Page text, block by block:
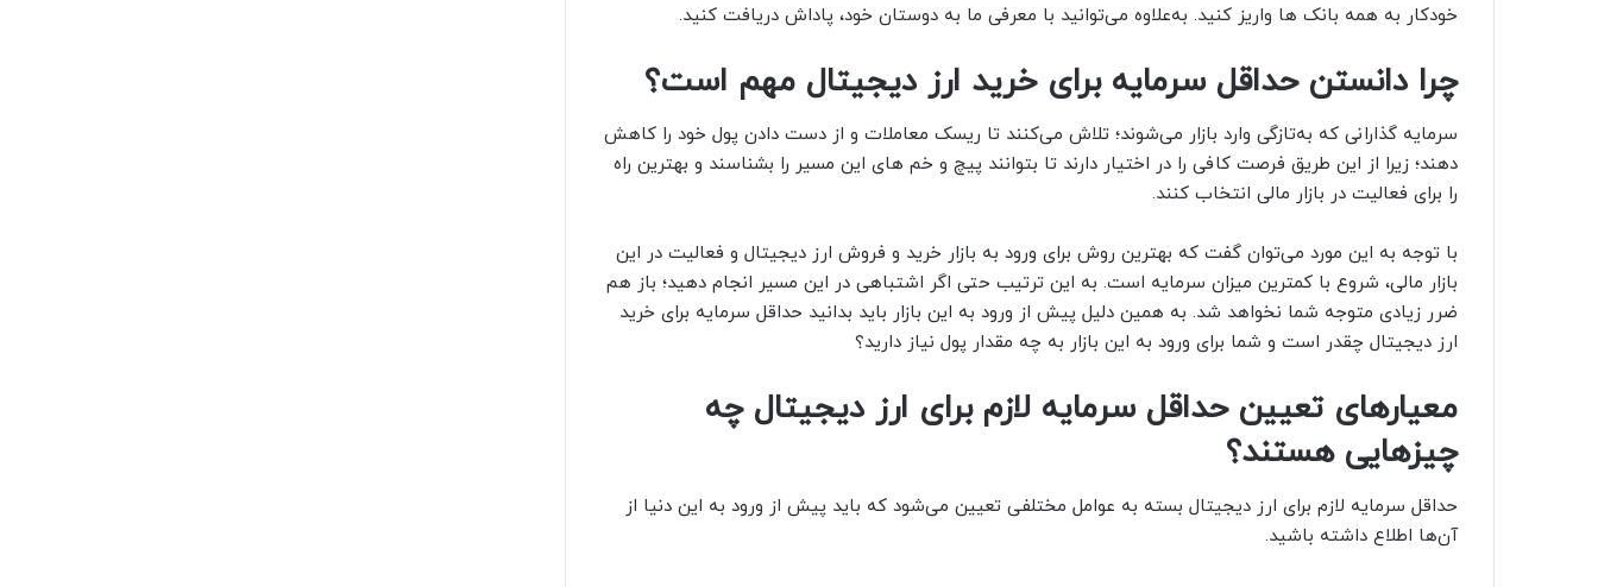
خودکار به همه بانک ها واریز کنید. به‌علاوه می‌توانید با معرفی ما به دوستان خود، پاداش دریافت کنید.
چرا دانستن حداقل سرمایه برای خرید ارز دیجیتال مهم است؟
سرمایه گذارانی که به‌تازگی وارد بازار می‌شوند؛ تلاش می‌کنند تا ریسک معاملات و از دست دادن پول خود را کاهش
دهند؛ زیرا از این طریق فرصت کافی را در اختیار دارند تا بتوانند پیچ و خم های این مسیر را بشناسند و بهترین راه
را برای فعالیت در بازار مالی انتخاب کنند.
با توجه به این مورد می‌توان گفت که بهترین روش برای ورود به بازار خرید و فروش ارز دیجیتال و فعالیت در این
بازار مالی، شروع با کمترین میزان سرمایه است. به این ترتیب حتی اگر اشتباهی در این مسیر انجام دهید؛ باز هم
ضرر زیادی متوجه شما نخواهد شد. به همین دلیل پیش از ورود به این بازار باید بدانید حداقل سرمایه برای خرید
ارز دیجیتال چقدر است و شما برای ورود به این بازار به چه مقدار پول نیاز دارید؟
معیارهای تعیین حداقل سرمایه لازم برای ارز دیجیتال چه
چیزهایی هستند؟
حداقل سرمایه لازم برای ارز دیجیتال بسته به عوامل مختلفی تعیین می‌شود که باید پیش از ورود به این دنیا از
آن‌ها اطلاع داشته باشید.